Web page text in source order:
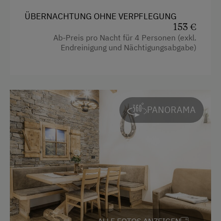
Trockenraum
Waschmaschine
Internet
Kostenloses Internet
WiFi
Freizeitaktivitäten am Betrieb und in der
Umgebung
Almausflüge
Balkon/Terrasse
Fernseher
Toaster
Radio
Dusche
Haarföhn
Mikrowelle
Toilette
Aussicht auf eine Berglandschaft
ÜBERNACHTUNG OHNE VERPFLEGUNG
153 €
Ab-Preis pro Nacht für 4 Personen (exkl.
Endreinigung und Nächtigungsabgabe)
PANORAMA